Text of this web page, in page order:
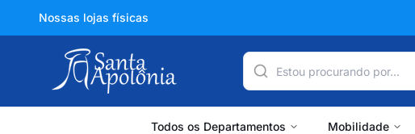
Nossas lojas físicas
Todos os Departamentos Mobilidade